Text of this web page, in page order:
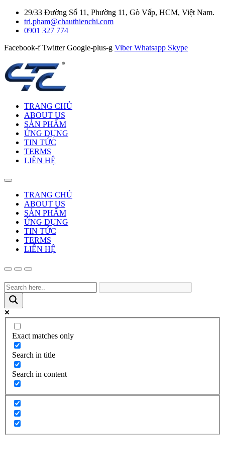
29/33 Đường Số 11, Phường 11, Gò Vấp, HCM, Việt Nam.
tri.pham@chauthienchi.com
0901 327 774
Facebook-f Twitter Google-plus-g Viber Whatsapp Skype
TRANG CHỦ
ABOUT US
SẢN PHẨM
ỨNG DỤNG
TIN TỨC
TERMS
LIÊN HỆ
TRANG CHỦ
ABOUT US
SẢN PHẨM
ỨNG DỤNG
TIN TỨC
TERMS
LIÊN HỆ
Exact matches only
Search in title
Search in content